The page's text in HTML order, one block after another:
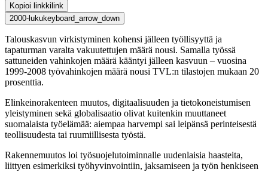
Kopioi linkkilink
2000-lukukeyboard_arrow_down
Talouskasvun virkistyminen kohensi jälleen työllisyyttä ja
tapaturman varalta vakuutettujen määrä nousi. Samalla työssä
sattuneiden vahinkojen määrä kääntyi jälleen kasvuun – vuosina
1999-2008 työvahinkojen määrä nousi TVL:n tilastojen mukaan 20
prosenttia.
Elinkeinorakenteen muutos, digitaalisuuden ja tietokoneistumisen
yleistyminen sekä globalisaatio olivat kuitenkin muuttaneet
suomalaista työelämää: aiempaa harvempi sai leipänsä perinteisestä
teollisuudesta tai ruumiillisesta työstä.
Rakennemuutos loi työsuojelutoiminnalle uudenlaisia haasteita,
liittyen esimerkiksi työhyvinvointiin, jaksamiseen ja työn henkiseen